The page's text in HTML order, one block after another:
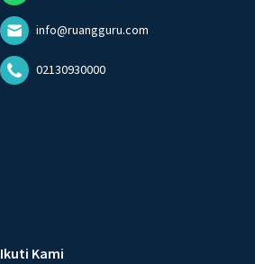
info@ruangguru.com
02130930000
Ikuti Kami